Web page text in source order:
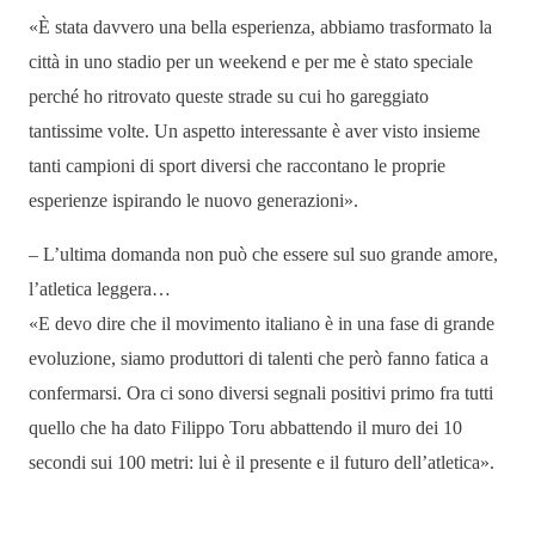
«È stata davvero una bella esperienza, abbiamo trasformato la
città in uno stadio per un weekend e per me è stato speciale
perché ho ritrovato queste strade su cui ho gareggiato
tantissime volte. Un aspetto interessante è aver visto insieme
tanti campioni di sport diversi che raccontano le proprie
esperienze ispirando le nuovo generazioni».
– L’ultima domanda non può che essere sul suo grande amore,
l’atletica leggera…
«E devo dire che il movimento italiano è in una fase di grande
evoluzione, siamo produttori di talenti che però fanno fatica a
confermarsi. Ora ci sono diversi segnali positivi primo fra tutti
quello che ha dato Filippo Toru abbattendo il muro dei 10
secondi sui 100 metri: lui è il presente e il futuro dell’atletica».